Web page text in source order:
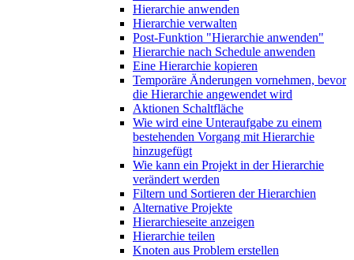
Hierarchie anwenden
Hierarchie verwalten
Post-Funktion "Hierarchie anwenden"
Hierarchie nach Schedule anwenden
Eine Hierarchie kopieren
Temporäre Änderungen vornehmen, bevor
die Hierarchie angewendet wird
Aktionen Schaltfläche
Wie wird eine Unteraufgabe zu einem
bestehenden Vorgang mit Hierarchie
hinzugefügt
Wie kann ein Projekt in der Hierarchie
verändert werden
Filtern und Sortieren der Hierarchien
Alternative Projekte
Hierarchieseite anzeigen
Hierarchie teilen
Knoten aus Problem erstellen